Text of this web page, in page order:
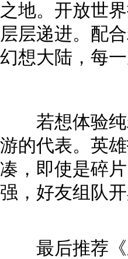
之地。开放世
层层递进。配
幻想大陆，每
若想体验纯
游的代表。英
凑，即使是碎
强，好友组队
最后推荐《